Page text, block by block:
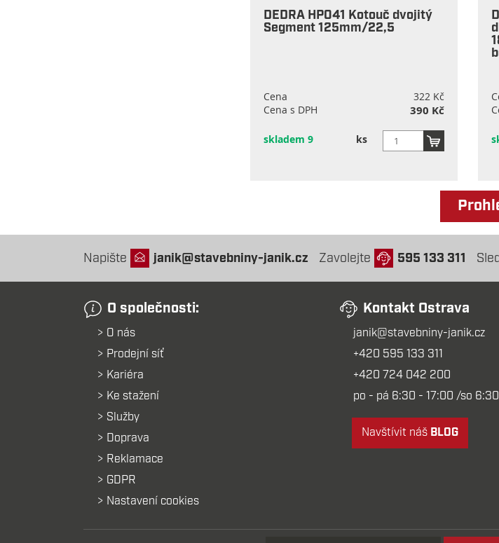
DEDRA HP041 Kotouč dvojitý
Segment 125mm/22,5
Cena
322 Kč
Cena s DPH
390 Kč
skladem 9 ks
Napište janik@stavebniny-janik.cz Zavolejte 595 133 311
O společnosti:
O nás
Prodejní síť
Kariéra
Ke stažení
Služby
Doprava
Reklamace
GDPR
Nastavení cookies
Kontakt Ostrava
janik@stavebniny-janik.cz
+420 595 133 311
+420 724 042 200
po - pá 6:30 - 17:00 /so
Navštívit náš BLOG